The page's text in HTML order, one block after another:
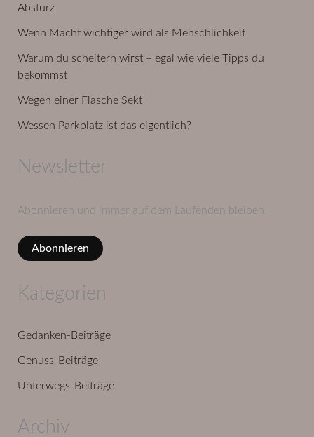
Absturz
Wenn Macht wichtiger wird als Menschlichkeit
Warum du scheitern wirst – egal wie viele Tipps du
bekommst
Wegen einer Flasche Sekt
Wessen Parkplatz ist das eigentlich?
Newsletter
Abonnieren und immer auf dem Laufenden bleiben.
Abonnieren
Kategorien
Gedanken-Beiträge
Genuss-Beiträge
Unterwegs-Beiträge
Archiv